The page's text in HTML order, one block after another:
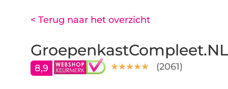
< Terug naar het overzicht
GroepenkastCompleet.NL
8,9 (2061)